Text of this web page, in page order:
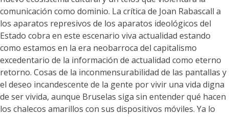
comunicación como dominio. La crítica de Joan Rabascall a
los aparatos represivos de los aparatos ideológicos del
Estado cobra en este escenario viva actualidad estando
como estamos en la era neobarroca del capitalismo
excedentario de la información de actualidad como eterno
retorno. Cosas de la inconmensurabilidad de las pantallas y
el deseo incandescente de la gente por vivir una vida digna
de ser vivida, aunque Bruselas siga sin entender qué hacen
los chalecos amarillos con sus dispositivos móviles. Ya lo